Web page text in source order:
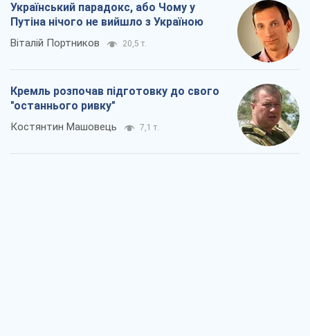
Український парадокс, або Чому у
Путіна нічого не вийшло з Україною
Віталій Портников 20,5 т.
Кремль розпочав підготовку до свого
"останнього ривку"
Костянтин Машовець 7,1 т.